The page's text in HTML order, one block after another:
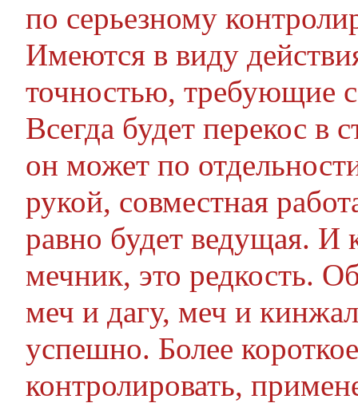
по серьезному
Имеются в виду
точностью, требующие
Всегда будет перекос в
он может по
рукой, совместная
равно будет ведущая. И
мечник, это редкость.
меч и дагу, меч и
успешно. Более
контролировать,